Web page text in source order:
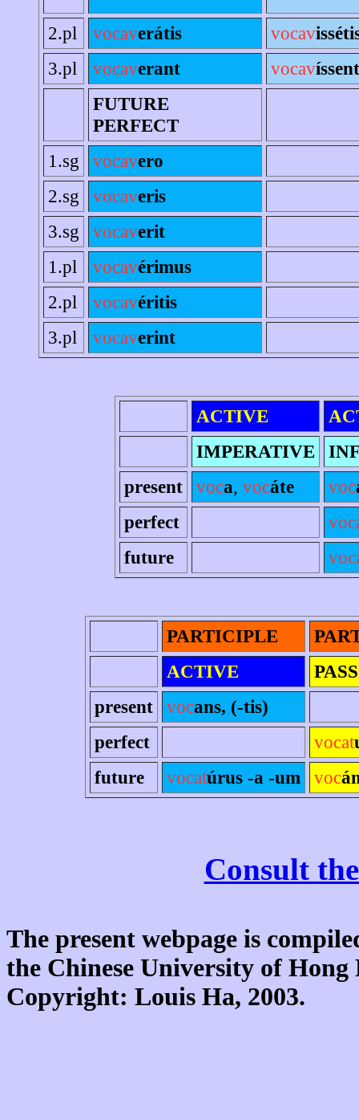
2.pl vocaverátis vocav
3.pl
vocaverant vocavíssent
FUTURE
PERFECT
1.sg
vocavero
2.sg
vocaveris
3.sg
vocaverit
1.pl
vocavérimus
2.pl
vocavéritis
3.pl
vocaverint
ACTIVE
IMPERATIVE
present
voca, vocáte voc
perfect
future
PARTICIPLE
ACTIVE
present
vocans, (-tis)
perfect
vocat
future
vocatúrus -a -um voc
Consult
The present webpage is
the Chinese University of
Copyright: Louis Ha, 2003.